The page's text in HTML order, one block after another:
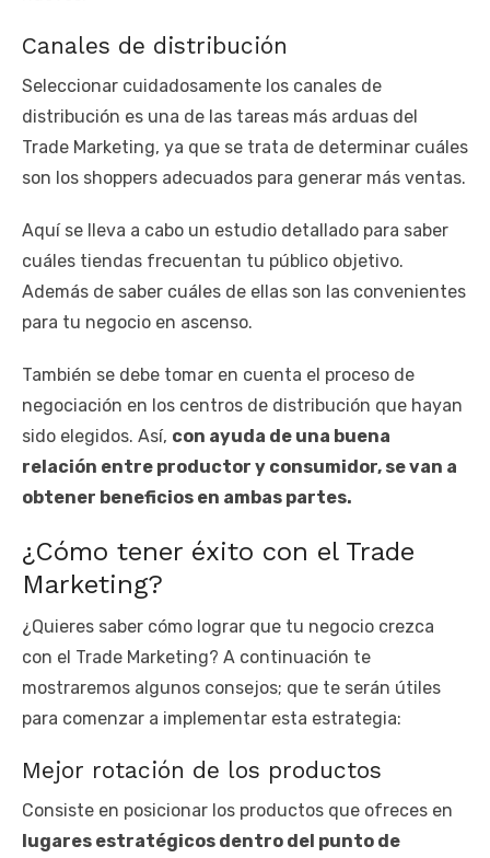
Canales de distribución
Seleccionar cuidadosamente los canales de
distribución es una de las tareas más arduas del
Trade Marketing, ya que se trata de determinar cuáles
son los shoppers adecuados para generar más ventas.
Aquí se lleva a cabo un estudio detallado para saber
cuáles tiendas frecuentan tu público objetivo.
Además de saber cuáles de ellas son las convenientes
para tu negocio en ascenso.
También se debe tomar en cuenta el proceso de
negociación en los centros de distribución que hayan
sido elegidos. Así, con ayuda de una buena
relación entre productor y consumidor, se van a
obtener beneficios en ambas partes.
¿Cómo tener éxito con el Trade
Marketing?
¿Quieres saber cómo lograr que tu negocio crezca
con el Trade Marketing? A continuación te
mostraremos algunos consejos; que te serán útiles
para comenzar a implementar esta estrategia:
Mejor rotación de los productos
Consiste en posicionar los productos que ofreces en
lugares estratégicos dentro del punto de